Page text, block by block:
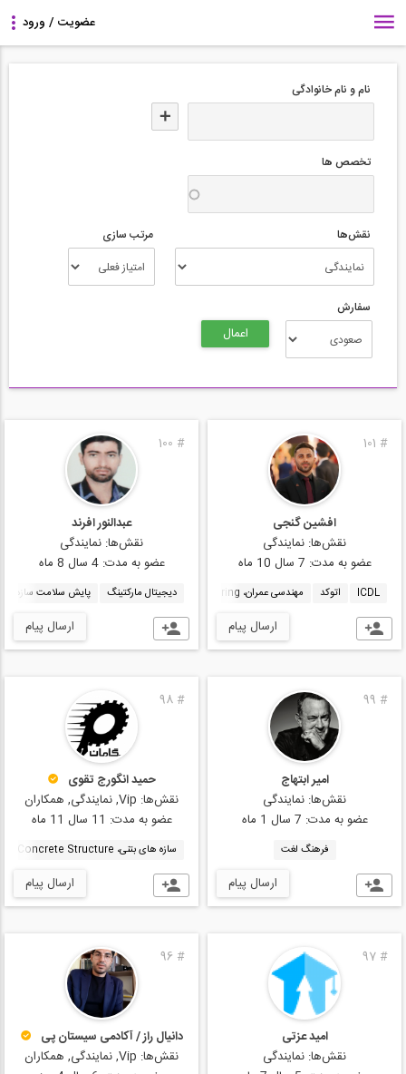
نام و نام خانوادگی
تخصص ها
نقش‌ها مرتب سازی
سفارش
#
101
افشین گنجی
نقش‌ها: نمایندگی
عضو به مدت: 7 سال 10 ماه
ICDL اتوکد مهندسی عمران، Civil Engineering
ارسال پیام
#
100
عبدالنور افرند
نقش‌ها: نمایندگی
عضو به مدت:4 سال 8 ماه
دیجیتال مارکتینگ پایش سلامت سازه
ارسال پیام
#
99
امیر ابتهاج
نقش‌ها: نمایندگی
عضو به مدت: 7 سال 1 ماه
فرهنگ لغت
ارسال پیام
#
98
حمید انگورج تقوی
نقش‌ها: Vip, نمایندگی, همکاران
عضو به مدت: 11 سال 11 ماه
سازه های بتنی، Concrete Structure
ارسال پیام
#
97
امید عزتی
نقش‌ها: نمایندگی
#
96
دانیال راز / آکادمی سیستان پی
نقش‌ها: Vip, نمایندگی, همکاران